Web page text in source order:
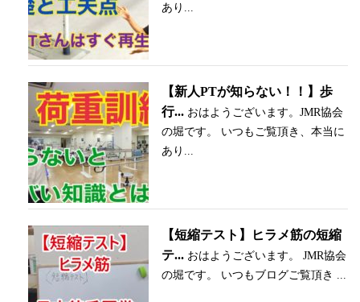
あり...
【新人PTが知らない！！】歩
行... おはようございます。JMR協会
の堀です。 いつもご覧頂き、本当に
あり...
【短縮テスト】ヒラメ筋の短縮
テ... おはようございます。 JMR協会
の堀です。 いつもブログご覧頂き ...